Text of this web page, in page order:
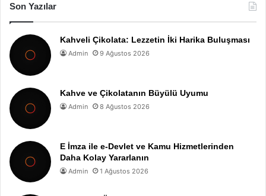
Son Yazılar
Kahveli Çikolata: Lezzetin İki Harika Buluşması
Admin 9 Ağustos 2026
Kahve ve Çikolatanın Büyülü Uyumu
Admin 8 Ağustos 2026
E İmza ile e-Devlet ve Kamu Hizmetlerinden
Daha Kolay Yararlanın
Admin 1 Ağustos 2026